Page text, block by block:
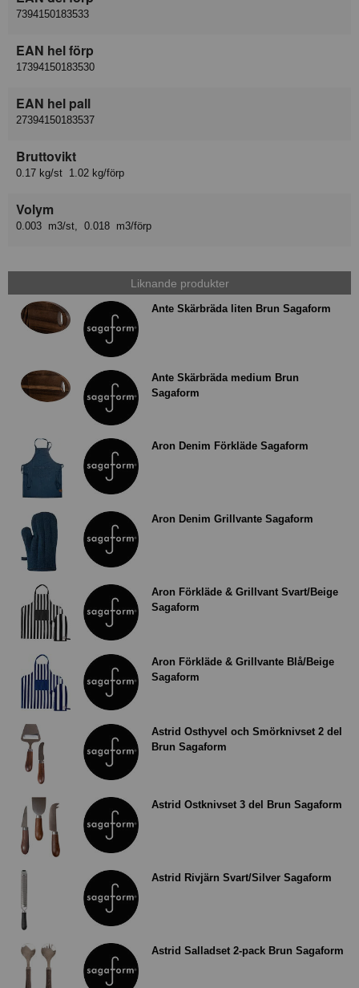
7394150183533
EAN hel förp
17394150183530
EAN hel pall
27394150183537
Bruttovikt
0.17 kg/st 1.02 kg/förp
Volym
0.003 m3/st, 0.018 m3/förp
Liknande produkter
Ante Skärbräda liten Brun Sagaform
Ante Skärbräda medium Brun
Sagaform
Aron Denim Förkläde Sagaform
Aron Denim Grillvante Sagaform
Aron Förkläde & Grillvant Svart/Beige
Sagaform
Aron Förkläde & Grillvante Blå/Beige
Sagaform
Astrid Osthyvel och Smörknivset 2 del
Brun Sagaform
Astrid Ostknivset 3 del Brun Sagaform
Astrid Rivjärn Svart/Silver Sagaform
Astrid Salladset 2-pack Brun Sagaform